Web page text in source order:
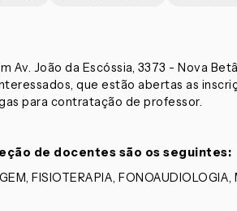
Av. João da Escóssia, 3373 - Nova
que estão abertas as
para contratação de professor.
de docentes são os seguintes:
FISIOTERAPIA,